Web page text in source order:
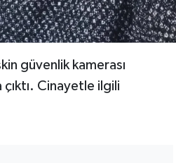
güvenlik kamerası
Cinayetle ilgili